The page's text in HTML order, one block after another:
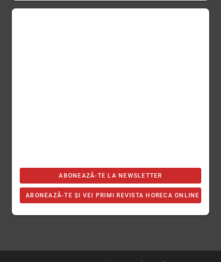
ABONEAZĂ-TE LA NEWSLETTER
ABONEAZĂ-TE ȘI VEI PRIMI REVISTA HORECA ONLINE